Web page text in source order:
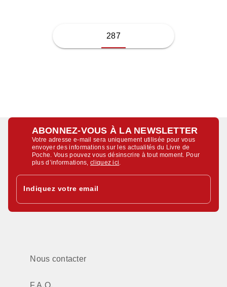
287
ABONNEZ-VOUS À LA NEWSLETTER
Votre adresse e-mail sera uniquement utilisée pour vous
envoyer des informations sur les actualités du Livre de
Poche. Vous pouvez vous désinscrire à tout moment. Pour
plus d’informations,cliquez ici
Indiquez votre email
Nous contacter
F.A.Q.